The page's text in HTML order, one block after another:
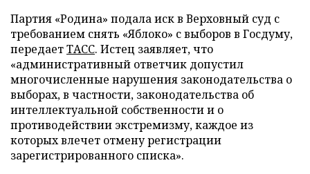
Партия «Родина» подала иск в Верховный суд с
требованием снять «Яблоко» с выборов в Госдуму,
передаетТАСС. Истец заявляет, что
«административный ответчик допустил
многочисленные нарушения законодательства о
выборах, в частности, законодательства об
интеллектуальной собственности и о
противодействии экстремизму, каждое из
которых влечет отмену регистрации
зарегистрированного списка».